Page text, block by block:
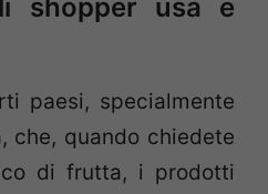
shopper usa e
paesi, specialmente
che, quando chiedete
di frutta, i prodotti